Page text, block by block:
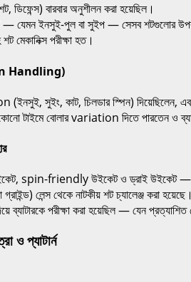
ডিফেন্স) বারবার অনুশীলন করা হয়েছিল।
— যেমন ইনসুই-পুল বা সুইপ — সেসব শটগুলোর উপর
মেকানিক্স পরীক্ষা হত।
Handling)
(ইনসুই, সুইং, কাট, চিলডার স্পিন) দিয়েছিলেন,
টাইমে বোলার variation দিতে পারতেন ও
spin-friendly উইকেট ও ড্রাই উইকেট —
লেন্স থেকে নাটকীয় শট চ্যালেঞ্জ করা হয়েছে।
ব্যাটারকে পরীক্ষা করা হয়েছিল — যেন
ও প্যাটার্ন